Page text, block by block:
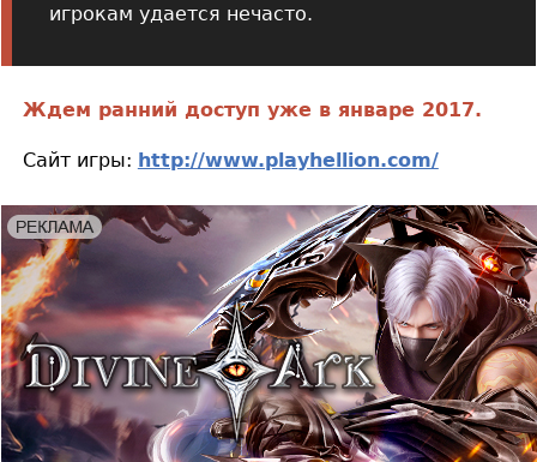
игрокам удается нечасто.
Ждем ранний доступ уже в январе 2017.
Сайт игры: http://www.playhellion.com/